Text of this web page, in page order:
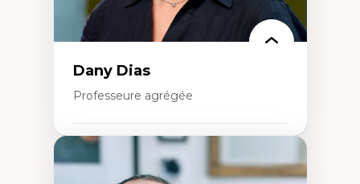
Dany Dias
Professeure agrégée
Pédagogies critiques et justice sociale